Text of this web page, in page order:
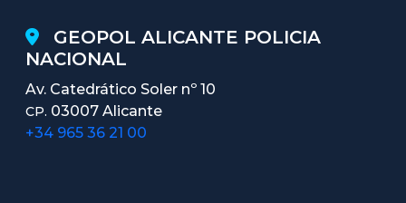
GEOPOL ALICANTE POLICIA
NACIONAL
Av. Catedrático Soler nº 10
CP. 03007 Alicante
+34 965 36 21 00